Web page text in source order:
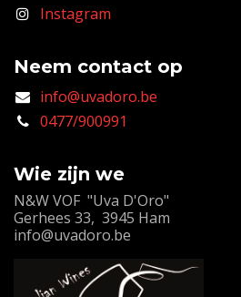
Instagram
Neem contact op
info@uvadoro.be
0477/900991
Wie zijn we
N&W VOF "Uva D'Oro"
Gerhees 33, 3945 Ham
info@uvadoro.be